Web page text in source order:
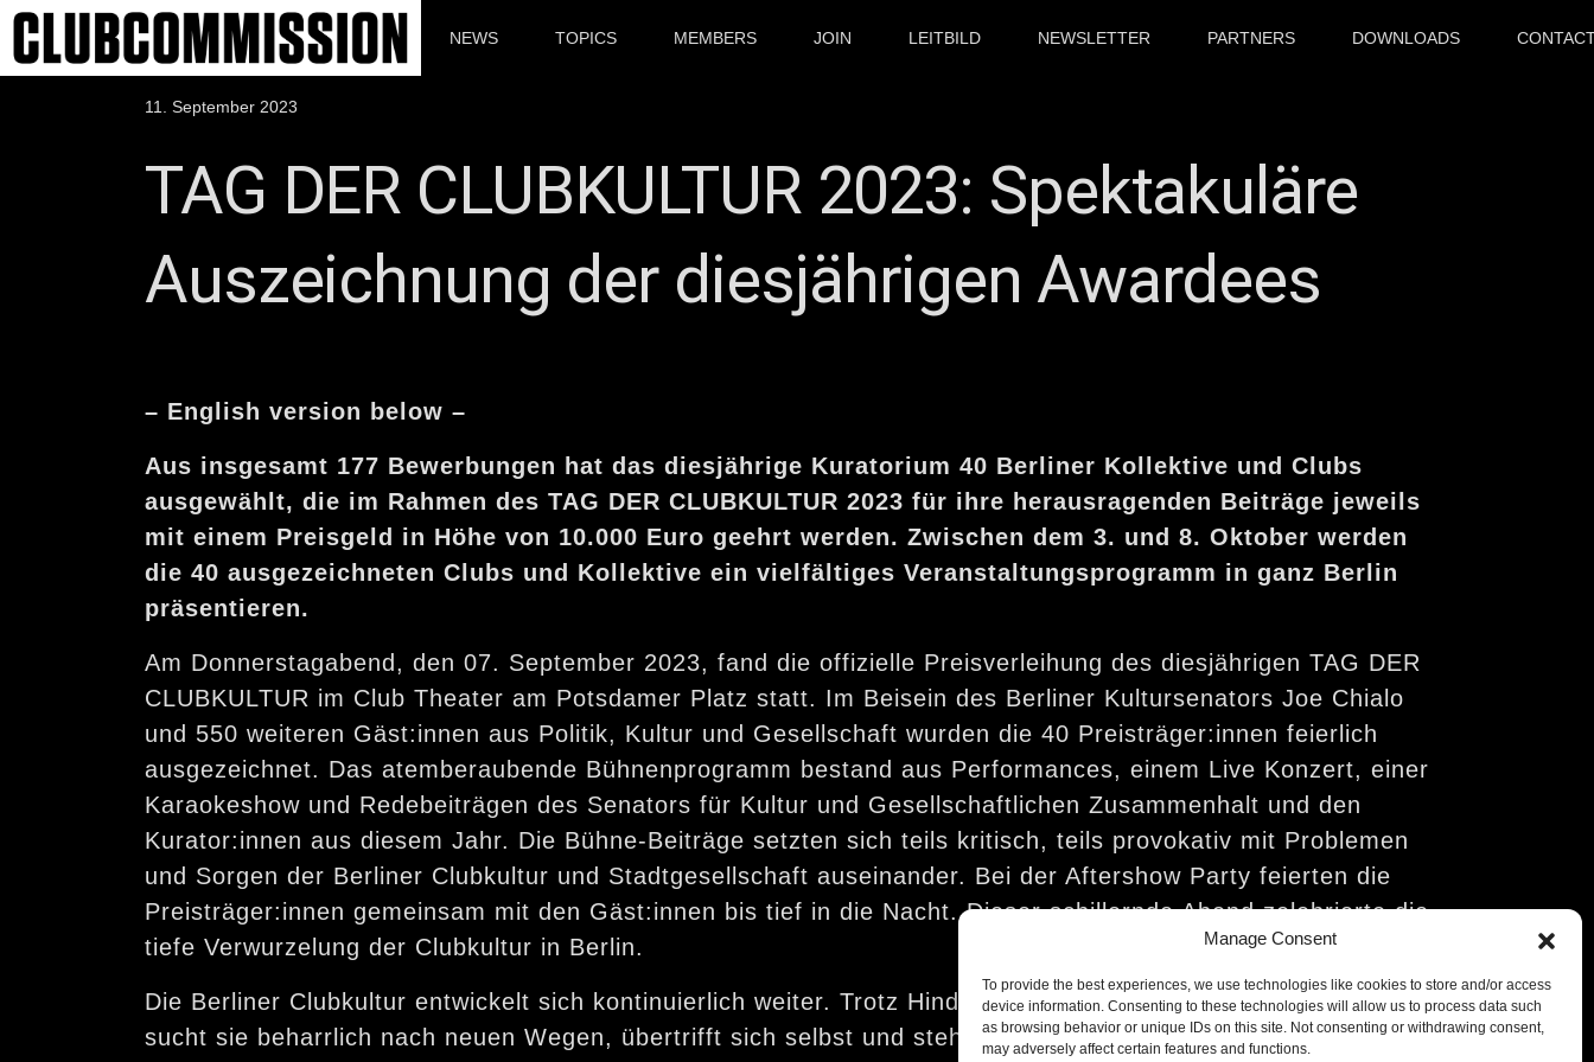
Manage Consent
To provide the best experiences, we use technologies like cookies to store and/or access
device information. Consenting to these technologies will allow us to process data such
as browsing behavior or unique IDs on this site. Not consenting or withdrawing consent,
may adversely affect certain features and functions.
Zum
Inhalt
springen
NEWS TOPICS MEMBERS JOIN LEITBILD NEWSLETTER PARTNERS DOWNLOADS
Veröffentlicht
11. September 2023
TAG DER CLUBKULTUR 2023: Spektakuläre
Auszeichnung der diesjährigen Awardees
– English version below –
Aus insgesamt 177 Bewerbungen hat das diesjährige Kuratorium 40 Berliner Kollektive und Clubs
ausgewählt, die im Rahmen des TAG DER CLUBKULTUR 2023 für ihre herausragenden Beiträge jeweils
mit einem Preisgeld in Höhe von 10.000 Euro geehrt werden. Zwischen dem 3. und 8. Oktober werden
die 40 ausgezeichneten Clubs und Kollektive ein vielfältiges Veranstaltungsprogramm in ganz Berlin
präsentieren.
Am Donnerstagabend, den 07. September 2023, fand die offizielle Preisverleihung des diesjährigen TAG DER
CLUBKULTUR im Club Theater am Potsdamer Platz statt. Im Beisein des Berliner Kultursenators Joe Chialo
und 550 weiteren Gäst:innen aus Politik, Kultur und Gesellschaft wurden die 40 Preisträger:innen feierlich
ausgezeichnet. Das atemberaubende Bühnenprogramm bestand aus Performances, einem Live Konzert, einer
Karaokeshow und Redebeiträgen des Senators für Kultur und Gesellschaftlichen Zusammenhalt und den
Kurator:innen aus diesem Jahr. Die Bühne-Beiträge setzten sich teils kritisch, teils provokativ mit Problemen
und Sorgen der Berliner Clubkultur und Stadtgesellschaft auseinander. Bei der Aftershow Party feierten die
Preisträger:innen gemeinsam mit den Gäst:innen bis tief in die Nacht. Dieser schillernde Abend zelebrierte die
tiefe Verwurzelung der Clubkultur in Berlin.
Die Berliner Clubkultur entwickelt sich kontinuierlich weiter. Trotz Hindernissen und entgegen Widerständen
sucht sie beharrlich nach neuen Wegen, übertrifft sich selbst und steht dabei gleichzeitig vor der Aufgabe, ihre